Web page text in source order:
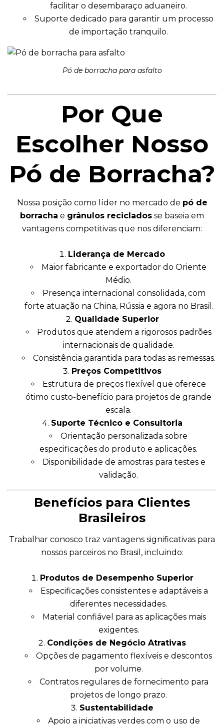
facilitar o desembaraço aduaneiro.
Suporte dedicado para garantir um processo
de importação tranquilo.
Pó de borracha para asfalto
Por Que
Escolher Nosso
Pó de Borracha?
Nossa posição como líder no mercado de pó de
borracha e grânulos reciclados se baseia em
vantagens competitivas que nos diferenciam:
Liderança de Mercado
Maior fabricante e exportador do Oriente
Médio.
Presença internacional consolidada, com
forte atuação na China, Rússia e agora no Brasil.
Qualidade Superior
Produtos que atendem a rigorosos padrões
internacionais de qualidade.
Consistência garantida para todas as remessas.
Preços Competitivos
Estrutura de preços flexível que oferece
ótimo custo-benefício para projetos de grande
escala.
Suporte Técnico e Consultoria
Orientação personalizada sobre
especificações do produto e aplicações.
Disponibilidade de amostras para testes e
validação.
Benefícios para Clientes
Brasileiros
Trabalhar conosco traz vantagens significativas para
nossos parceiros no Brasil, incluindo:
Produtos de Desempenho Superior
Especificações consistentes e adaptáveis a
diferentes necessidades.
Material confiável para as aplicações mais
exigentes.
Condições de Negócio Atrativas
Opções de pagamento flexíveis e descontos
por volume.
Contratos regulares de fornecimento para
projetos de longo prazo.
Sustentabilidade
Apoio a iniciativas verdes com o uso de